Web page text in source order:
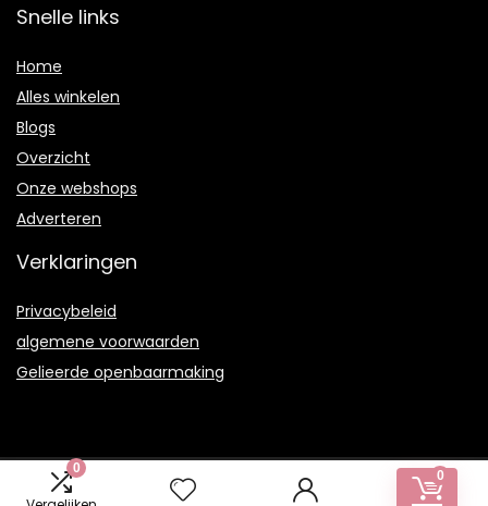
0
0
Snelle links
Home
Alles winkelen
Blogs
Overzicht
Onze webshops
Adverteren
Verklaringen
Privacybeleid
algemene voorwaarden
Gelieerde openbaarmaking
2021 © Artsdecoratiefs.nl Alle rechten voorbehouden